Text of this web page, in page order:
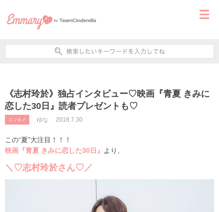
《志村玲於》独占インタビュー♡映画『青夏 きみに
恋した30日』読者プレゼントも♡
エンタメ ゆな 2018.7.30
この“夏”大注目！！！
映画『青夏 きみに恋した30日』
より、
＼♡志村玲於さん♡／